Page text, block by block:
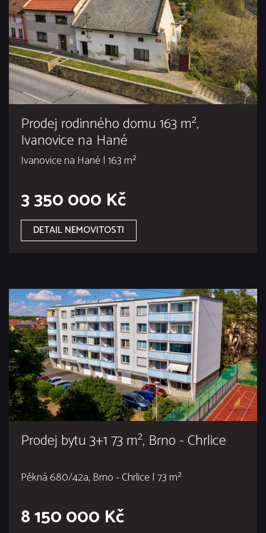
Prodej rodinného domu 163 m²,
Ivanovice na Hané
Ivanovice na Hané | 163 m²
3 350 000 Kč
DETAIL NEMOVITOSTI
Prodej bytu 3+1 73 m², Brno - Chrlice
Pěkná 680/42a, Brno - Chrlice | 73 m²
8 150 000 Kč